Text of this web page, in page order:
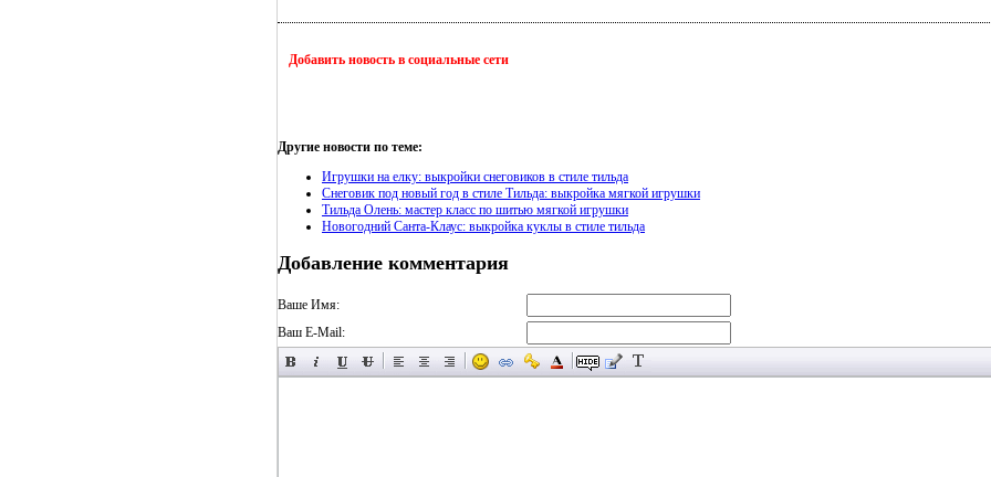
Добавить новость в социальные сети
Другие новости по теме:
Игрушки на елку: выкройки снеговиков в стиле тильда
Снеговик под новый год в стиле Тильда: выкройка мягкой игрушки
Тильда Олень: мастер класс по шитью мягкой игрушки
Новогодний Санта-Клаус: выкройка куклы в стиле тильда
Добавление комментария
Ваше Имя:
Ваш E-Mail: